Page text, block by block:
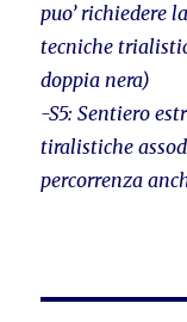
puo’ richiedere
tecniche
doppia nera)
-S5: Sentiero
tiralistiche
percorrenza